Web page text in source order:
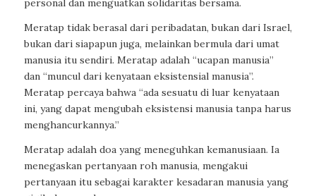
personal dan menguatkan solidaritas bersama.
Meratap tidak berasal dari peribadatan, bukan dari Israel,
bukan dari siapapun juga, melainkan bermula dari umat
manusia itu sendiri. Meratap adalah “ucapan manusia”
dan “muncul dari kenyataan eksistensial manusia”.
Meratap percaya bahwa “ada sesuatu di luar kenyataan
ini, yang dapat mengubah eksistensi manusia tanpa harus
menghancurkannya.”
Meratap adalah doa yang meneguhkan kemanusiaan. Ia
menegaskan pertanyaan roh manusia, mengakui
pertanyaan itu sebagai karakter kesadaran manusia yang